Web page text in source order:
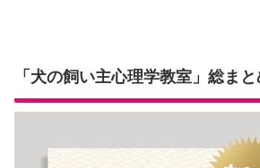
「犬の飼い主心理学教室」総ま